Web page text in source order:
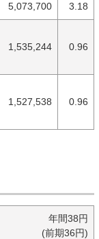
5,073,700 3.18
1,535,244 0.96
1,527,538 0.96
年間38円
(前期36円)